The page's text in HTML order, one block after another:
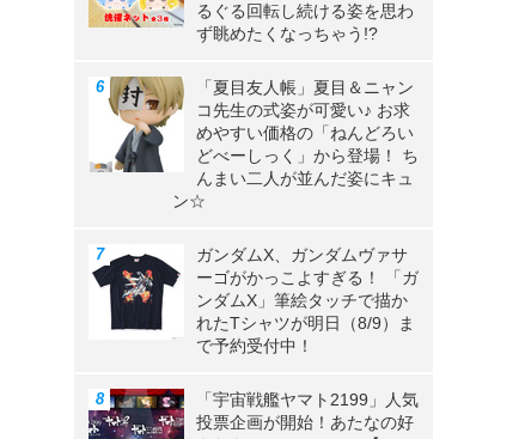
るぐる回転し続ける姿を思わ
ず眺めたくなっちゃう!?
「夏目友人帳」夏目＆ニャン
コ先生の式姿が可愛い♪ お求
めやすい価格の「ねんどろい
どべーしっく」から登場！ ち
んまい二人が並んだ姿にキュ
ン☆
ガンダムX、ガンダムヴァサ
ーゴがかっこよすぎる！ 「ガ
ンダムX」筆絵タッチで描か
れたTシャツが明日（8/9）ま
で予約受付中！
「宇宙戦艦ヤマト2199」人気
投票企画が開始！あたなの好